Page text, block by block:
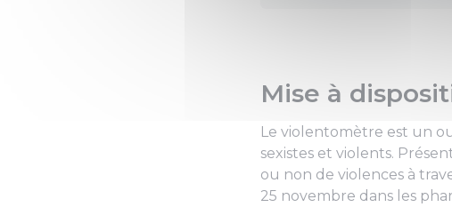
Mise à
Le violentomètre est un
sexistes et violents.
ou non de violences à
25 novembre dans les